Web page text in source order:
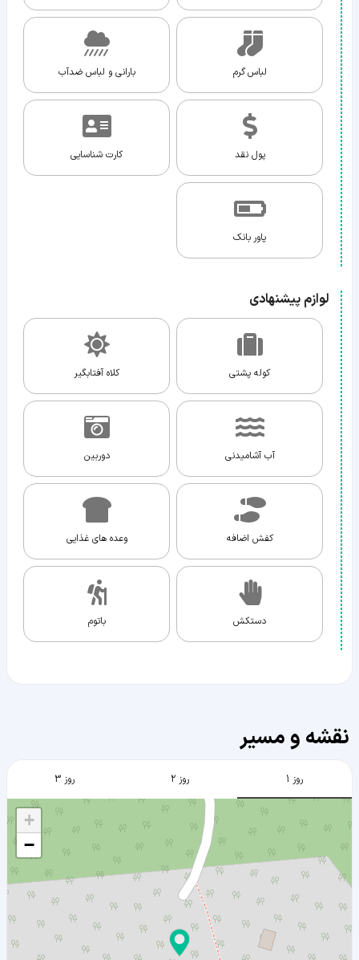
لباس گرم بارانی و لباس ضدآب
پول نقد کارت شناسایی
پاور بانک
لوازم پیشنهادی
کوله پشتی کلاه آفتابگیر
آب آشامیدنی دوربین
کفش اضافه وعده های غذایی
دستکش باتوم
نقشه و مسیر
روز 1 روز 2 روز 3
+
−